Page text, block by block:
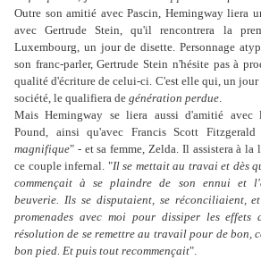
Outre son amitié avec Pascin, Hemingway liera
avec Gertrude Stein, qu'il rencontrera la
Luxembourg, un jour de disette. Personnage
son franc-parler, Gertrude Stein n'hésite pas à
qualité d'écriture de celui-ci. C'est elle qui, un jour
société, le qualifiera de génération perdue.
Mais Hemingway se liera aussi d'amitié avec
Pound, ainsi qu'avec Francis Scott
magnifique" - et sa femme, Zelda. Il assistera à la
ce couple infernal. "Il se mettait au travai et dès
commençait à se plaindre de son ennui et
beuverie. Ils se disputaient, se réconciliaient,
promenades avec moi pour dissiper les
résolution de se remettre au travail pour de bon,
bon pied. Et puis tout recommençait".